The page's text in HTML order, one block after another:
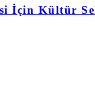
İçin Kültür